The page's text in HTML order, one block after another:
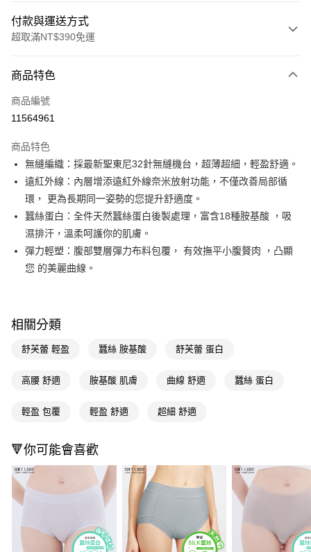
付款與運送方式
超取滿NT$390免運
POYA支付
信用卡一次付款
LINE Pay
Apple Pay
街口支付
悠遊付
Google Pay
【關於「AFTEE先享後付」】
便利好安心！
３．安心：先確認商品／服務後，再付款。
【「AFTEE先享後付」結帳流程】
２．訂單成立數日內，您將收到繳費通知簡訊。
ATM／網路銀行／等多元方式進行付款，方視為交易完成。
※ 請注意：結帳手續完成當下不需立刻繳費，但若您需要取消訂單，請聯絡
購買商品的店家。未經商家同意取消之訂單仍視為有效，需透過AFTEE先享
後付繳納相關費用。
※ 交易是否成功請以「AFTEE先享後付 」之結帳頁面顯示為準，若有關於
是否繳費成功／繳費後需取消欲退款等相關疑問，請聯繫「AFTEE先享後付
客戶支援中心」 https://netprotections.freshdesk.com/support/home
即享券
每筆NT$65，滿NT$390(含以上)免運費
每筆NT$65，滿NT$390(含以上)免運費
萊爾富取貨付款
每筆NT$65，滿NT$490(含以上)免運費
每筆NT$65，滿NT$490(含以上)免運費
商品特色
商品編號
11564961
商品特色
無縫編織：採最新聖東尼32針無縫機台，超薄超細，輕盈舒適。
遠紅外線：內層增添遠紅外線奈米放射功能，不僅改善局部循
環， 更為長期同一姿勢的您提升舒適度。
蠶絲蛋白：全件天然蠶絲蛋白後製處理，富含18種胺基酸 ，吸
濕排汗，溫柔呵護你的肌膚。
彈力輕塑：腹部雙層彈力布料包覆， 有效撫平小腹贅肉 ，凸顯
您 的美麗曲線。
相關分類
舒芙蕾 輕盈 蠶絲 胺基酸 舒芙蕾 蛋白
高腰 舒適 胺基酸 肌膚 曲線 舒適 蠶絲 蛋白
輕盈 包覆 輕盈 舒適 超細 舒適
🔻你可能會喜歡